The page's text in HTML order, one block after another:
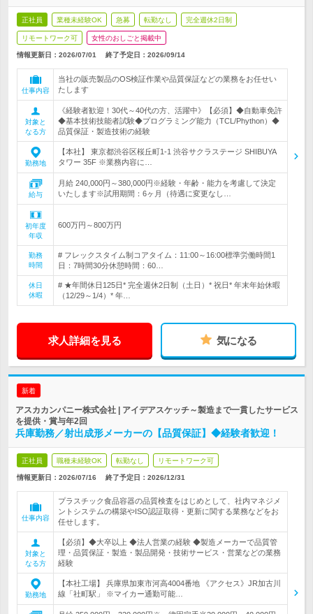
正社員 業種未経験OK 急募 転勤なし 完全週休2日制
リモートワーク可 女性のおしごと掲載中
情報更新日：2026/07/01 終了予定日： 2026/09/14
仕事内容
当社の販売製品のOS検証作業や品質保証などの業務をお任せい
たします
対象と
なる方
《経験者歓迎！30代～40代の方、活躍中》【必須】◆自動車免許
◆基本技術技能者試験◆プログラミング能力（TCL/Phython）◆
品質保証・製造技術の経験
勤務地
【本社】 東京都渋谷区桜丘町1-1 渋谷サクラステージ SHIBUYA
タワー 35F ※業務内容に…
給与
月給 240,000円～380,000円※経験・年齢・能力を考慮して決定
いたします※試用期間：6ヶ月（待遇に変更なし…
初年度
年収
600万円～800万円
勤務
時間
# フレックスタイム制コアタイム：11:00～16:00標準労働時間1
日：7時間30分休憩時間：60…
休日
休暇
# ★年間休日125日* 完全週休2日制（土日）* 祝日* 年末年始休暇
（12/29～1/4）* 年…
求人詳細を見る 気になる
新着
アスカカンパニー株式会社 | アイデアスケッチ～製造まで一貫したサービス
を提供・賞与年2回
兵庫勤務／射出成形メーカーの【品質保証】◆経験者歓迎！
正社員 職種未経験OK 転勤なし リモートワーク可
情報更新日：2026/07/16 終了予定日： 2026/12/31
仕事内容
プラスチック食品容器の品質検査をはじめとして、社内マネジメ
ントシステムの構築やISO認証取得・更新に関する業務などをお
任せします。
対象と
なる方
【必須】◆大卒以上 ◆法人営業の経験 ◆製造メーカーで品質管
理・品質保証・製造・製品開発・技術サービス・営業などの業務
経験
勤務地
【本社工場】 兵庫県加東市河高4004番地 《アクセス》JR加古川
線「社町駅」 ※マイカー通勤可能…